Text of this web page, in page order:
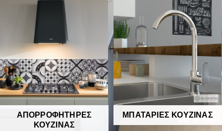
ΑΠΟΡΡΟΦΗΤΉΡΕΣ
ΚΟΥΖΊΝΑΣ
ΜΠΑΤΑΡΊΕΣ ΚΟΥΖΊΝΑΣ